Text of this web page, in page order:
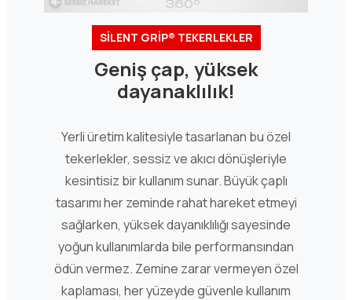
SİLENT GRİP® TEKERLEKLER
Geniş çap, yüksek
dayanaklılık!
Yerli üretim kalitesiyle tasarlanan bu özel
tekerlekler, sessiz ve akıcı dönüşleriyle
kesintisiz bir kullanım sunar. Büyük çaplı
tasarımı her zeminde rahat hareket etmeyi
sağlarken, yüksek dayanıklılığı sayesinde
yoğun kullanımlarda bile performansından
ödün vermez. Zemine zarar vermeyen özel
kaplaması, her yüzeyde güvenle kullanım